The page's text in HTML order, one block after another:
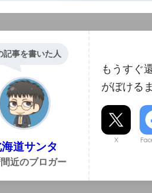
記事を書いた人
道サンタ
近のブロガー
もうすぐ
がぼける
X